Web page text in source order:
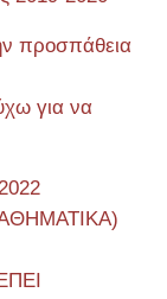
προσπάθεια
για να